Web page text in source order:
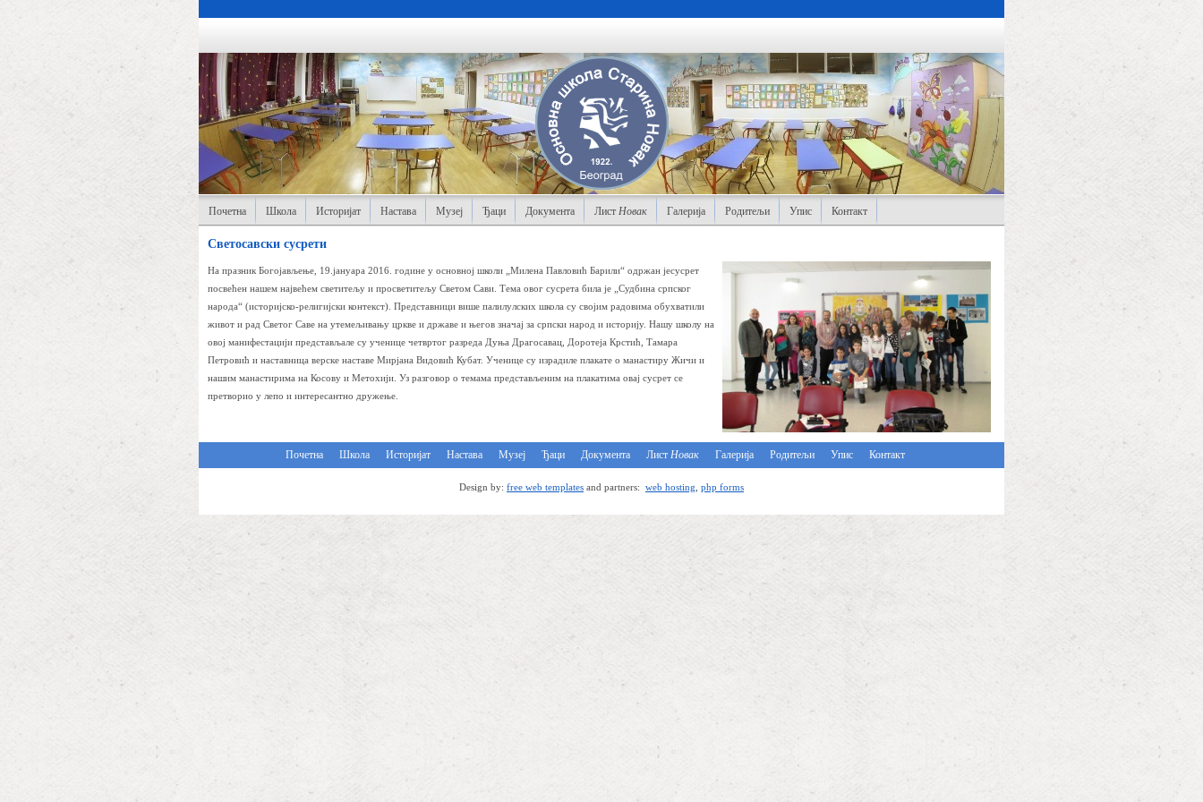
Почетна Школа Историјат Настава Музеј Ђаци Документа Лист Новак Галерија Родитељи Упис Контакт
Светосавски сусрети
На празник Богојављење, 19.јануара 2016. године у основној школи „Милена Павловић Барили“ одржан јесусрет
посвећен нашем највећем светитељу и просветитељу Светом Сави. Тема овог сусрета била је „Судбина српског
народа“ (историјско-религијски контекст). Представници више палилулских школа су својим радовима обухватили
живот и рад Светог Саве на утемељивању цркве и државе и његов значај за српски народ и историју. Нашу школу на
овој манифестацији представљале су ученице четвртог разреда Дуња Драгосавац, Доротеја Крстић, Тамара
Петровић и наставница верске наставе Мирјана Видовић Кубат. Ученице су израдиле плакате о манастиру Жичи и
нашим манастирима на Косову и Метохији. Уз разговор о темама представљеним на плакатима овај сусрет се
претворио у лепо и интересантно дружење.
Почетна Школа Историјат Настава Музеј Ђаци Документа Лист Новак Галерија Родитељи Упис Контакт
Design by: free web templates and partners: web hosting php forms